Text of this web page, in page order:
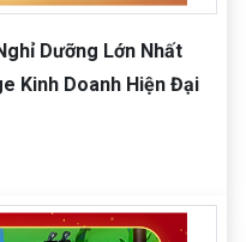
Dưỡng Lớn Nhất
Kinh Doanh Hiện Đại